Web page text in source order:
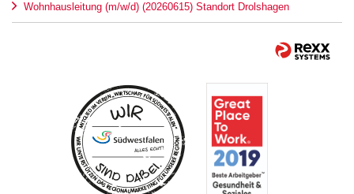
Wohnhausleitung (m/w/d) (20260615) Standort Drolshagen